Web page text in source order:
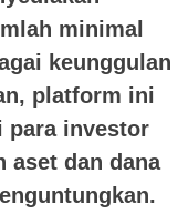
minimal
keunggulan
platform ini
para investor
aset dan dana